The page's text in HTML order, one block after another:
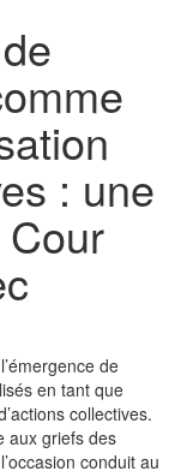
: une
de
en tant que
collectives.
aux griefs des
conduit au